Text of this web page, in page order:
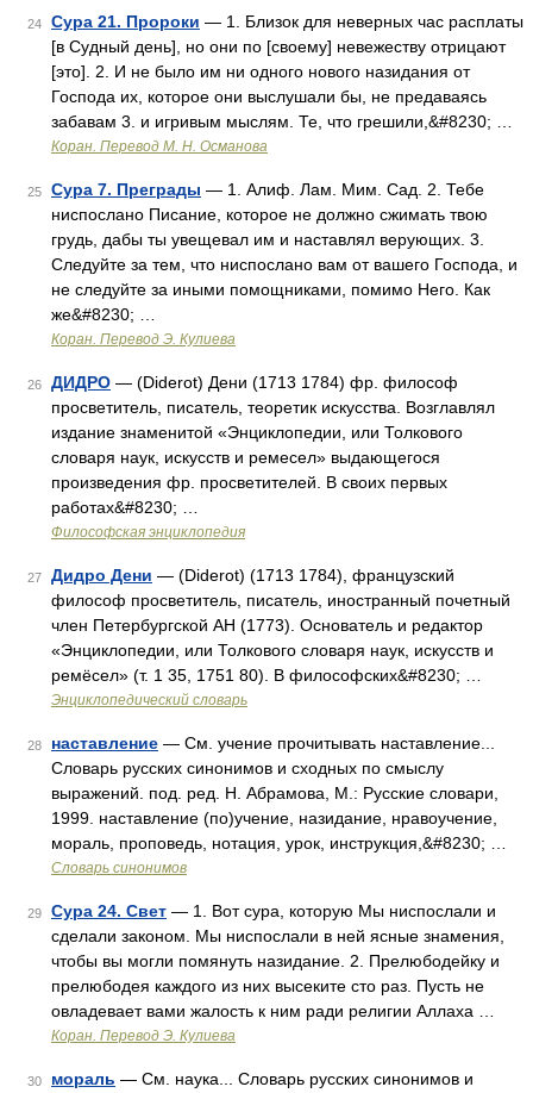
24 Сура 21. Пророки — 1. Близок для неверных час расплаты
[в Судный день], но они по [своему] невежеству отрицают
[это]. 2. И не было им ни одного нового назидания от
Господа их, которое они выслушали бы, не предаваясь
забавам 3. и игривым мыслям. Те, что грешили,&#8230; …
Коран. Перевод М. Н. Османова
25 Сура 7. Преграды — 1. Алиф. Лам. Мим. Сад. 2. Тебе
ниспослано Писание, которое не должно сжимать твою
грудь, дабы ты увещевал им и наставлял верующих. 3.
Следуйте за тем, что ниспослано вам от вашего Господа, и
не следуйте за иными помощниками, помимо Него. Как
же&#8230; …
Коран. Перевод Э. Кулиева
26 ДИДРО — (Diderot) Дени (1713 1784) фр. философ
просветитель, писатель, теоретик искусства. Возглавлял
издание знаменитой «Энциклопедии, или Толкового
словаря наук, искусств и ремесел» выдающегося
произведения фр. просветителей. В своих первых
работах&#8230; …
Философская энциклопедия
27 Дидро Дени — (Diderot) (1713 1784), французский
философ просветитель, писатель, иностранный почетный
член Петербургской АН (1773). Основатель и редактор
«Энциклопедии, или Толкового словаря наук, искусств и
ремёсел» (т. 1 35, 1751 80). В философских&#8230; …
Энциклопедический словарь
28 наставление — См. учение прочитывать наставление...
Словарь русских синонимов и сходных по смыслу
выражений. под. ред. Н. Абрамова, М.: Русские словари,
1999. наставление (по)учение, назидание, нравоучение,
мораль, проповедь, нотация, урок, инструкция,&#8230; …
Словарь синонимов
29 Сура 24. Свет — 1. Вот сура, которую Мы ниспослали и
сделали законом. Мы ниспослали в ней ясные знамения,
чтобы вы могли помянуть назидание. 2. Прелюбодейку и
прелюбодея каждого из них высеките сто раз. Пусть не
овладевает вами жалость к ним ради религии Аллаха …
Коран. Перевод Э. Кулиева
30 мораль — См. наука... Словарь русских синонимов и